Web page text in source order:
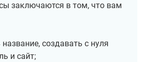
заключаются в том, что вам
создавать с нуля
и сайт;